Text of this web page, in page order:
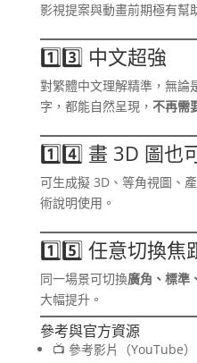
影視提案與動畫前期極有幫
1️⃣3️⃣ 中文超強
對繁體中文理解精準，無論
字，都能自然呈現， 不再需
1️⃣4️⃣ 畫 3D 圖也
可生成擬 3D、等角視圖、
術說明使用。
1️⃣5️⃣ 任意切換焦
同一場景可切換廣角、標準
大幅提升。
參考與官方資源
📺 參考影片（YouTube）